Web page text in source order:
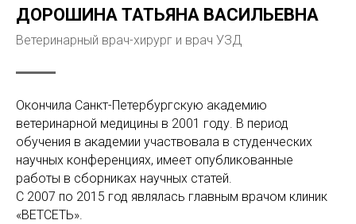
ДОРОШИНА ТАТЬЯНА ВАСИЛЬЕВНА
Ветеринарный врач-хирург и врач УЗД
Окончила Санкт-Петербургскую академию
ветеринарной медицины в 2001 году. В период
обучения в академии участвовала в студенческих
научных конференциях, имеет опубликованные
работы в сборниках научных статей.
С 2007 по 2015 год являлась главным врачом клиник
«ВЕТСЕТЬ».